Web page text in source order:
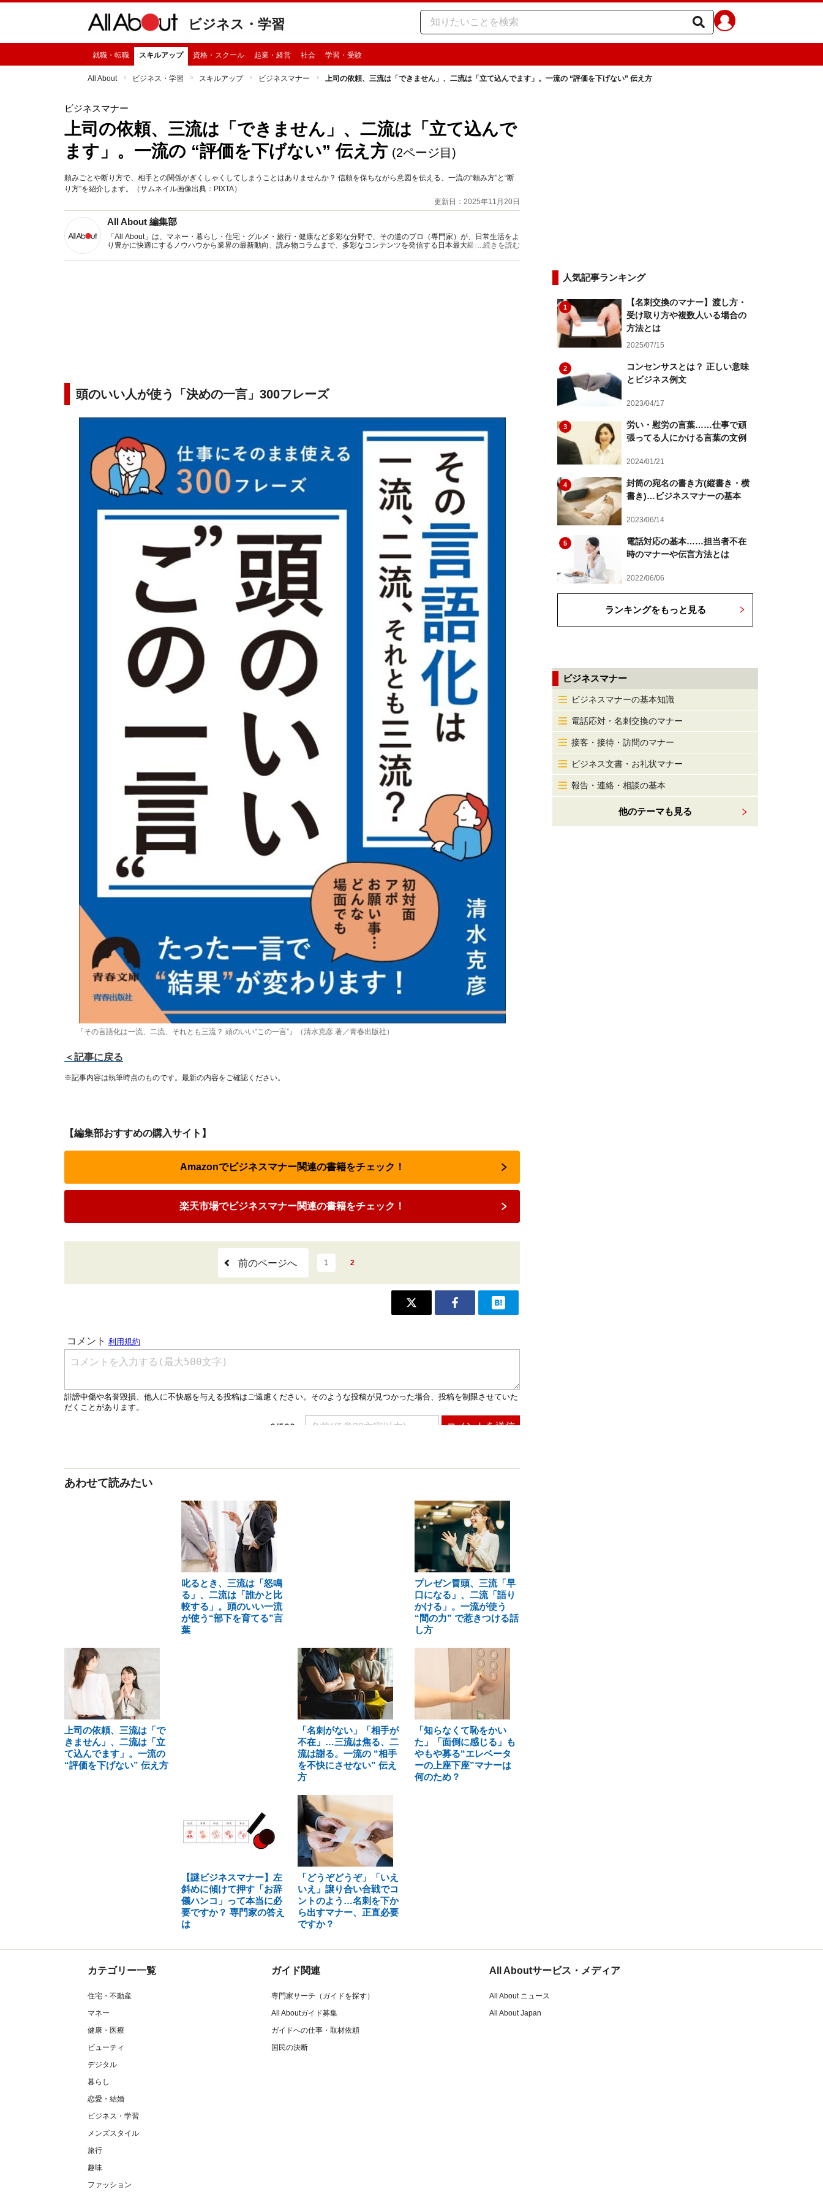
ビジネス・学習
就職・転職 スキルアップ 資格・スクール 起業・経営 社会 学習・受験
All About ビジネス・学習 スキルアップ ビジネスマナー 上司の依頼、三流は「できません」、二流は「立て込んでます」。一流の “評価を下げない” 伝え方
ビジネスマナー
上司の依頼、三流は「できません」、二流は「立て込んで
ます」。一流の “評価を下げない” 伝え方 (2ページ目)
頼みごとや断り方で、相手との関係がぎくしゃくしてしまうことはありませんか？ 信頼を保ちながら意図を伝える、一流の“頼み方”と“断
り方”を紹介します。（サムネイル画像出典：PIXTA）
更新日：2025年11月20日
All About 編集部
「All About」は、マネー・暮らし・住宅・グルメ・旅行・健康など多彩な分野で、その道のプロ（専門家）が、日常生活をよ
り豊かに快適にするノウハウから業界の最新動向、読み物コラムまで、多彩なコンテンツを発信する日本最大級の総合情報サ
...続きを読む
頭のいい人が使う「決めの一言」300フレーズ
『その言語化は一流、二流、それとも三流？ 頭のいい“この一言”』（清水克彦 著／青春出版社）
＜記事に戻る
※記事内容は執筆時点のものです。最新の内容をご確認ください。
【編集部おすすめの購入サイト】
Amazonでビジネスマナー関連の書籍をチェック！
楽天市場でビジネスマナー関連の書籍をチェック！
前のページへ 1 2
あわせて読みたい
叱るとき、三流は「怒鳴
る」、二流は「誰かと比
較する」。頭のいい一流
が使う“部下を育てる”言
葉
プレゼン冒頭、三流「早
口になる」、二流「語り
かける」。一流が使う
“間の力” で惹きつける話
し方
上司の依頼、三流は「で
きません」、二流は「立
て込んでます」。一流の
“評価を下げない” 伝え方
「名刺がない」「相手が
不在」…三流は焦る、二
流は謝る。一流の “相手
を不快にさせない” 伝え
方
「知らなくて恥をかい
た」「面倒に感じる」も
やもや募る“エレベータ
ーの上座下座”マナーは
何のため？
【謎ビジネスマナー】左
斜めに傾けて押す「お辞
儀ハンコ」って本当に必
要ですか？ 専門家の答え
は
「どうぞどうぞ」「いえ
いえ」譲り合い合戦でコ
ントのよう…名刺を下か
ら出すマナー、正直必要
ですか？
人気記事ランキング
1
【名刺交換のマナー】渡し方・
受け取り方や複数人いる場合の
方法とは
2025/07/15
2
コンセンサスとは？ 正しい意味
とビジネス例文
2023/04/17
3
労い・慰労の言葉……仕事で頑
張ってる人にかける言葉の文例
2024/01/21
4
封筒の宛名の書き方(縦書き・横
書き)…ビジネスマナーの基本
2023/06/14
5
電話対応の基本……担当者不在
時のマナーや伝言方法とは
2022/06/06
ランキングをもっと見る
ビジネスマナー
ビジネスマナーの基本知識
電話応対・名刺交換のマナー
接客・接待・訪問のマナー
ビジネス文書・お礼状マナー
報告・連絡・相談の基本
他のテーマも見る
カテゴリー一覧
住宅・不動産
マネー
健康・医療
ビューティ
デジタル
暮らし
恋愛・結婚
ビジネス・学習
メンズスタイル
旅行
趣味
ファッション
ガイド関連
専門家サーチ（ガイドを探す）
All Aboutガイド募集
ガイドへの仕事・取材依頼
国民の決断
All Aboutサービス・メディア
All About ニュース
All About Japan